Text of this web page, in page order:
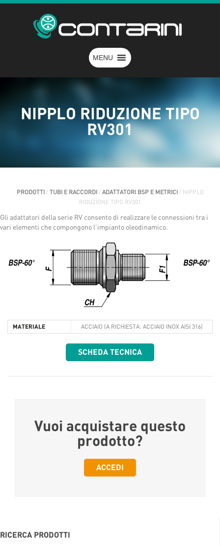
MENU
NIPPLO RIDUZIONE TIPO
RV301
PRODOTTI / TUBI E RACCORDI / ADATTATORI BSP E METRICI / NIPPLO
RIDUZIONE TIPO RV301
Gli adattatori della serie RV consento di realizzare le connessioni tra i
vari elementi che compongono l’impianto oleodinamico.
MATERIALE ACCIAIO (A RICHIESTA: ACCIAIO INOX AISI 316)
SCHEDA TECNICA
Vuoi acquistare questo
prodotto?
ACCEDI
RICERCA PRODOTTI